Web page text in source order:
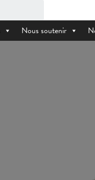
Nous soutenir